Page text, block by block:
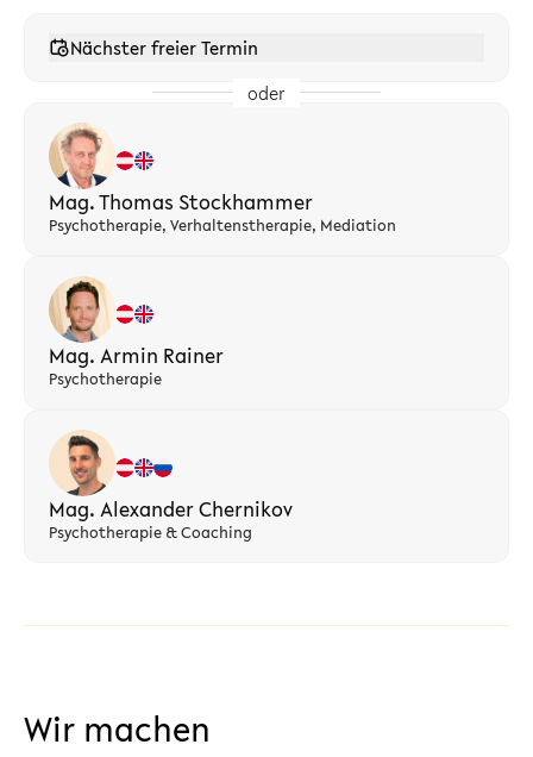
Nächster freier Termin
oder
Mag. Thomas Stockhammer
Psychotherapie, Verhaltenstherapie, Mediation
Mag. Armin Rainer
Psychotherapie
Mag. Alexander Chernikov
Psychotherapie & Coaching
Wir machen